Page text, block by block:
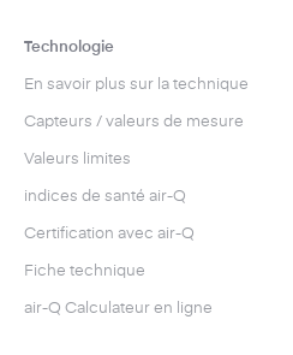
Technologie
En savoir plus sur la technique
Capteurs / valeurs de mesure
Valeurs limites
indices de santé air-Q
Certification avec air-Q
Fiche technique
air-Q Calculateur en ligne